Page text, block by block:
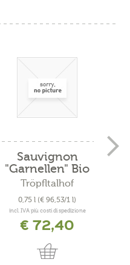
Sauvignon
"Garnellen" Bio
2019
Tröpfltalhof
0,75 l (€ 96,53/1 l)
incl. IVA più costi di spedizione
€ 72,40